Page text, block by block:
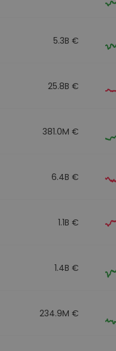
5.3B €
25.8B €
381.0M €
6.4B €
1.1B €
1.4B €
234.9M €